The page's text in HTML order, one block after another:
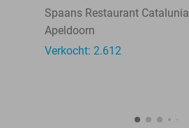
Spaans Restaurant Catalunia
Apeldoorn
Verkocht: 2.612